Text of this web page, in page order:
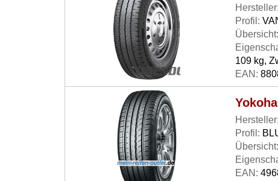
Hersteller:
Profil:
Übersicht:
109 kg,
EAN:
Hersteller:
Profil:
Übersicht:
EAN: